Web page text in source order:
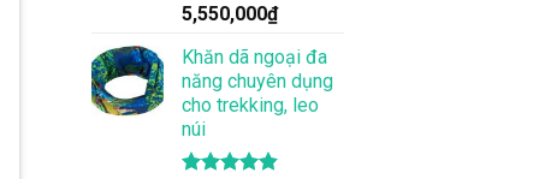
Được xếp
hạng 4.83
5 sao
5,550,000₫
Khăn dã ngoại đa
năng chuyên dụng
cho trekking, leo
núi